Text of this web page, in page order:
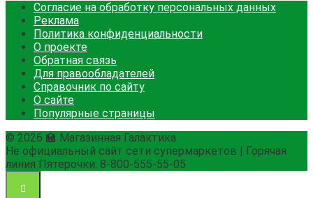
Согласие на обработку персональных данных
Реклама
Политика конфиденциальности
О проекте
Обратная связь
Для правообладателей
Справочник по сайту
О сайте
Популярные страницы
© 2026 🏫 Магазинная Галактика
Не официальный сайт сети супермаркетов | Горячая
линия Пятерочки: 8-800-555-55-05